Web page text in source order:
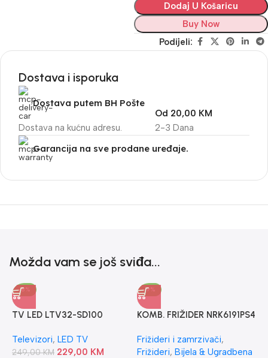
Dodaj U Košaricu
Buy Now
Podijeli:
Dostava i isporuka
Dostava putem BH Pošte
Dostava na kućnu adresu. 2-3 Dana
Od 20,00 KM
Garancija na sve prodane uređaje.
Možda vam se još sviđa...
-8%
TV LED LTV32-SD100
Televizori, LED TV
249,00KM 229,00 KM
-9%
KOMB. FRIŽIDER NRK6191PS4
Frižideri i zamrzivači,
Frižideri, Bijela & Ugradbena